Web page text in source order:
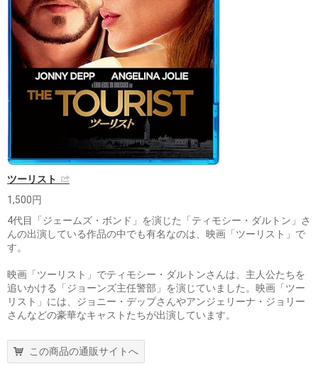
ツーリスト
1,500円
4代目「ジェームズ・ボンド」を演じた「ティモシー・ダルトン」さ
んの出演している作品の中でも有名なのは、映画「ツーリスト」で
す。
映画「ツーリスト」でティモシー・ダルトンさんは、主人公たちを
追いかける「ジョーンズ主任警部」を演じていました。映画「ツー
リスト」には、ジョニー・デップさんやアンジェリーナ・ジョリー
さんなどの豪華なキャストたちが出演しています。
この商品の通販サイトへ